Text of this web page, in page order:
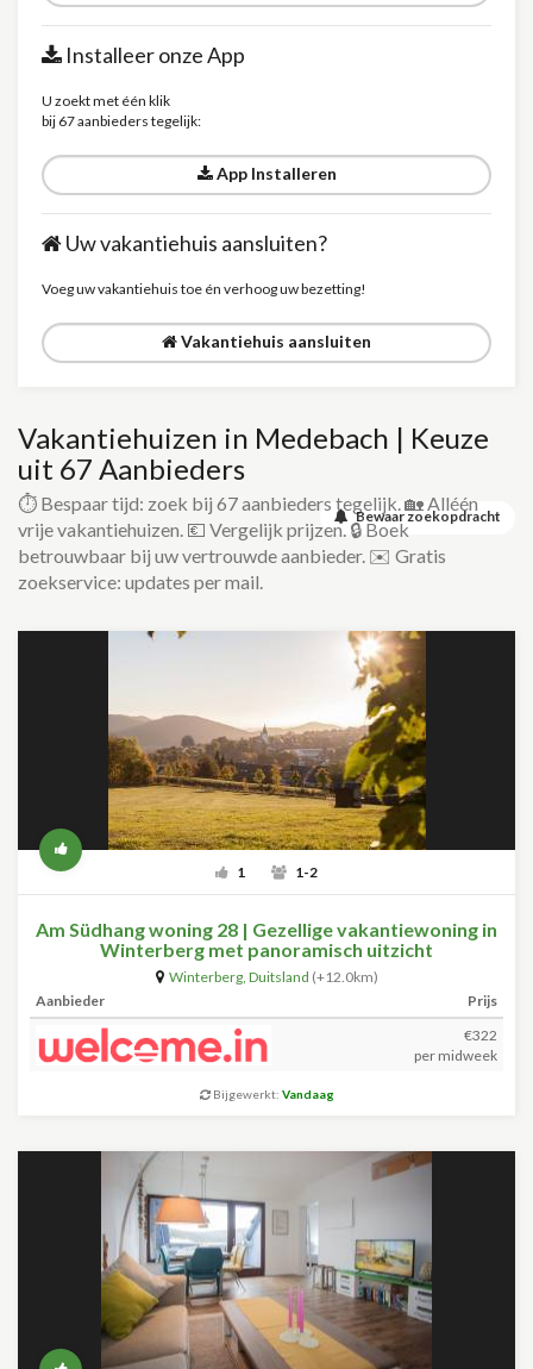
Installeer onze App
U zoekt met één klik
bij 67 aanbieders tegelijk:
App Installeren
Uw vakantiehuis aansluiten?
Voeg uw vakantiehuis toe én verhoog uw bezetting!
Vakantiehuis aansluiten
Bewaar zoekopdracht
Vakantiehuizen in Medebach | Keuze
uit 67 Aanbieders
⏱️ Bespaar tijd: zoek bij 67 aanbieders tegelijk. 🏡 Alléén
vrije vakantiehuizen. 💶 Vergelijk prijzen. 🔒 Boek
betrouwbaar bij uw vertrouwde aanbieder. ✉️ Gratis
zoekservice: updates per mail.
1 1-2
Am Südhang woning 28 | Gezellige vakantiewoning in
Winterberg met panoramisch uitzicht
Winterberg, Duitsland (+12.0km)
Aanbieder
Prijs
€322
per midweek
Bijgewerkt: Vandaag